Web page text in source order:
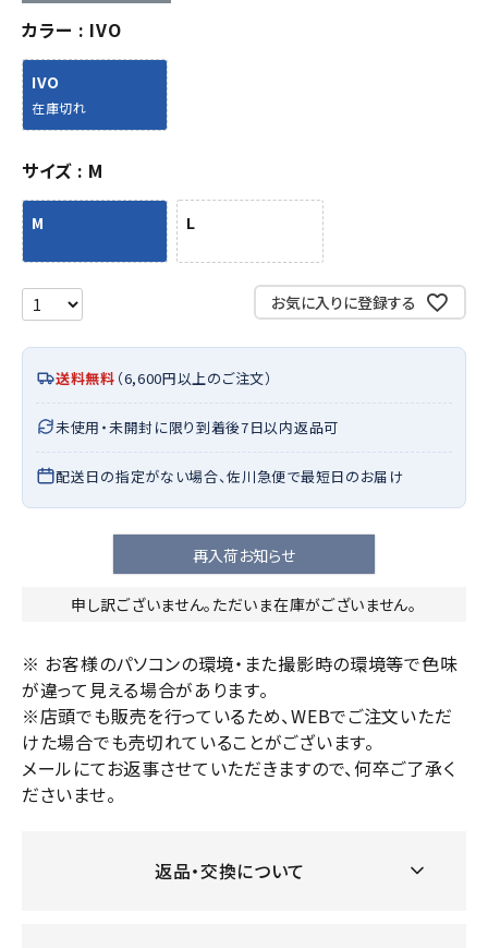
カラー IVO
IVO
在庫切れ
サイズ M
M L
お気に入りに登録する
送料無料 （6,600円以上のご注文）
未使用・未開封に限り到着後7日以内返品可
配送日の指定がない場合、佐川急便で最短日のお届け
再入荷お知らせ
申し訳ございません。ただいま在庫がございません。
※ お客様のパソコンの環境・また撮影時の環境等で色味
が違って見える場合があります。
※店頭でも販売を行っているため、WEBでご注文いただ
けた場合でも売切れていることがございます。
メールにてお返事させていただきますので、何卒ご了承く
ださいませ。
返品・交換について